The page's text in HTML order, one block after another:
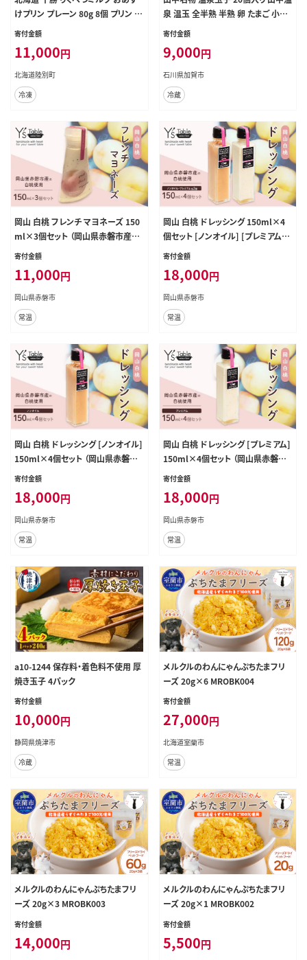
けプリン プレーン 80g 8個 プリン 冷
凍プリン 牛乳 ミルク 低温殺菌 生乳
カップ 無添加 冷凍 カラメル ギフト
プレゼント 贈答用 送料無料
寄付金額
11,000円
北海道陸別町
冷凍
泉 温玉 全半熟 半熟 卵 たまご 小分
け 朝食 グルメ 食品 復興 震災 コロ
線 F6P-2809
寄付金額
9,000円
石川県加賀市
冷蔵
岡山 白桃 フレンチ マヨネーズ 150
ml×3個セット （岡山県赤磐市産の
白桃使用） 調味料 卵 加工品 ドレッ
食欲 手作り
寄付金額
11,000円
岡山県赤磐市
常温
岡山 白桃 ドレッシング 150ml×4
個セット [ノンオイル] [プレミアム]
各2個 （岡山県赤磐市産の白桃使
健康 料理 食欲 手作り
寄付金額
18,000円
岡山県赤磐市
常温
岡山 白桃 ドレッシング [ノンオイル]
150ml×4個セット （岡山県赤磐市
産の白桃使用） 調味料 卵 加工品 ド
寄付金額
18,000円
岡山県赤磐市
常温
岡山 白桃 ドレッシング [プレミアム]
150ml×4個セット （岡山県赤磐市
産の白桃使用） 調味料 卵 加工品 ド
寄付金額
18,000円
岡山県赤磐市
常温
a10-1244 保存料・着色料不使用 厚
焼き玉子 4パック
寄付金額
10,000円
静岡県焼津市
冷蔵
メルクルのわんにゃんぷちたまフリ
ーズ 20g×6 MROBK004
寄付金額
27,000円
北海道室蘭市
常温
メルクルのわんにゃんぷちたまフリ
ーズ 20g×3 MROBK003
寄付金額
14,000円
メルクルのわんにゃんぷちたまフリ
ーズ 20g×1 MROBK002
寄付金額
5,500円